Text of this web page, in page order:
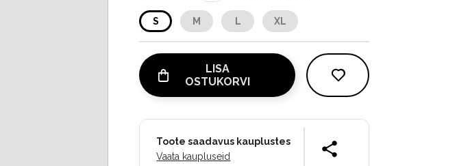
S M L XL
LISA
OSTUKORVI
Toote saadavus kauplustes
Vaata kaupluseid